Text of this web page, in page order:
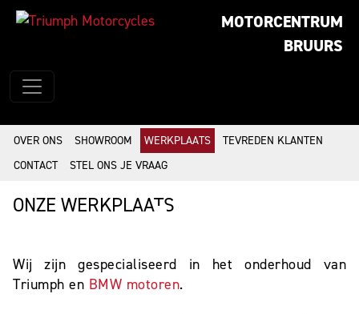
MOTORCENTRUM
BRUURS
OVER ONS SHOWROOM WERKPLAATS
TEVREDEN KLANTEN
CONTACT
STEL ONS JE VRAAG
ONZE WERKPLAATS
Wij zijn gespecialiseerd in het onderhoud van
Triumph en BMW motoren.